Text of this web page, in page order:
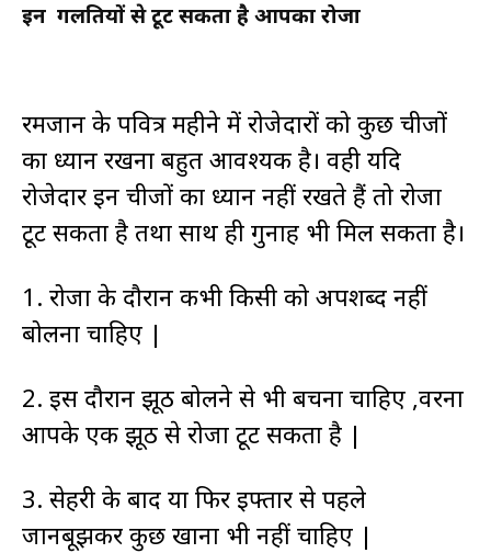
इन गलतियों से टूट सकता है आपका रोजा
रमजान के पवित्र महीने में रोजेदारों को कुछ चीजों
का ध्यान रखना बहुत आवश्यक है। वही यदि
रोजेदार इन चीजों का ध्यान नहीं रखते हैं तो रोजा
टूट सकता है तथा साथ ही गुनाह भी मिल सकता है।
1. रोजा के दौरान कभी किसी को अपशब्द नहीं
बोलना चाहिए |
2. इस दौरान झूठ बोलने से भी बचना चाहिए ,वरना
आपके एक झूठ से रोजा टूट सकता है |
3. सेहरी के बाद या फिर इफ्तार से पहले
जानबूझकर कुछ खाना भी नहीं चाहिए |